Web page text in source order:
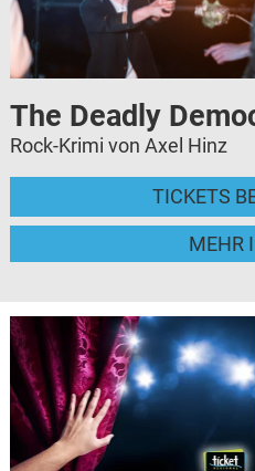
The Deadly
Rock-Krimi von Axel Hinz
TICKETS
MEHR